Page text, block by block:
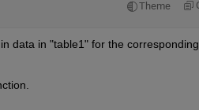
Theme
data in "table1" for the corresponding